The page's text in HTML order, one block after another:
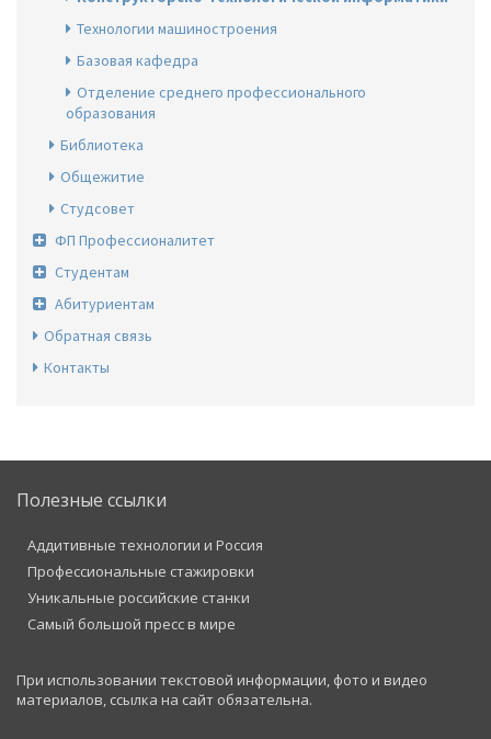
Технологии машиностроения
Базовая кафедра
Отделение среднего профессионального
образования
Библиотека
Общежитие
Студсовет
ФП Профессионалитет
Студентам
Абитуриентам
Обратная связь
Контакты
Полезные ссылки
Аддитивные технологии и Россия
Профессиональные стажировки
Уникальные российские станки
Самый большой пресс в мире
При использовании текстовой информации, фото и видео
материалов, ссылка на сайт обязательна.